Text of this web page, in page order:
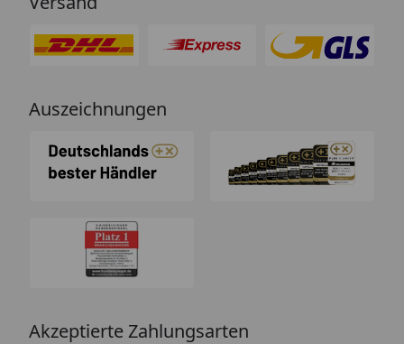
Auszeichnungen
Akzeptierte Zahlungsarten